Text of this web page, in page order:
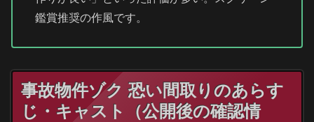
鑑賞推奨の作風です。
事故物件ゾク 恐い間取りのあらす
じ・キャスト（公開後の確認情